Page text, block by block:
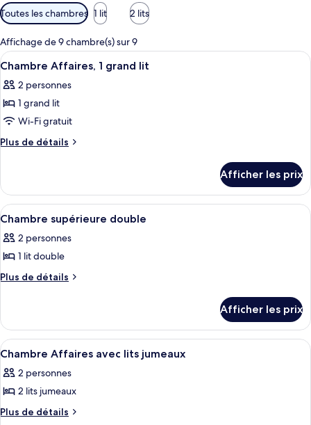
Filtres
disponibles
pour
les
chambres
Toutes les chambres 1 lit 2 lits
Affichage de 9 chambre(s) sur 9
Afficher
toutes
les
photos
pour
ce
chambre :
Chambre
Affaires,
grand
lit
Une chambre d’hôtel avec un lit, un
4
Chambre Affaires, 1 grand lit
2 personnes
1 grand lit
Wi-Fi gratuit
Plus de détails
Plus
Chambre
Affaires,
1
lit
Afficher les prix
Afficher
toutes
les
photos
pour
de
chambre :
Chambre
supérieure
double
Chambre supérieure double |
4
Chambre supérieure double
2 personnes
1 lit double
Plus de détails
Plus
Chambre
supérieure
double
Afficher les prix
Afficher
toutes
les
photos
pour
Une chambre d’hôtel avec deux lits,
4
Chambre Affaires avec lits jumeaux
2 personnes
2 lits jumeaux
Plus de détails
Plus